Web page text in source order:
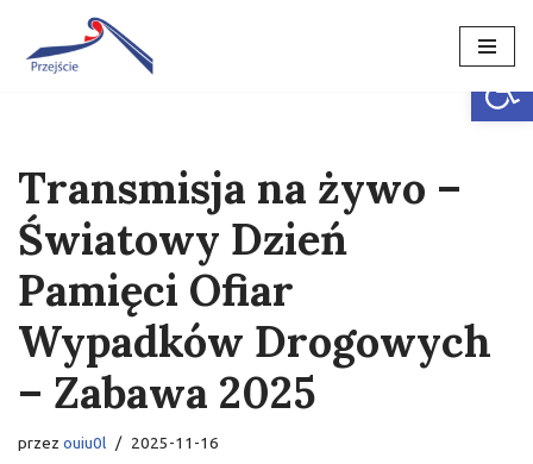
Przejdź
Transmisja na żywo –
Światowy Dzień
Pamięci Ofiar
Wypadków Drogowych
– Zabawa 2025
przez ouiu0l 2025-11-16